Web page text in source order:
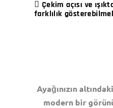
Çekim açısı ve
farklılık
Ayağınızın
modern bir